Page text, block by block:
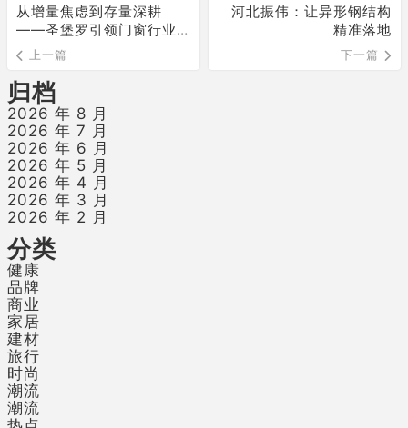
从增量焦虑到存量深耕
——圣堡罗引领门窗行业
“价值重构”
上一篇
河北振伟：让异形钢结构
精准落地
下一篇
归档
2026 年 8 月
2026 年 7 月
2026 年 6 月
2026 年 5 月
2026 年 4 月
2026 年 3 月
2026 年 2 月
分类
健康
品牌
商业
家居
建材
旅行
时尚
潮流
潮流